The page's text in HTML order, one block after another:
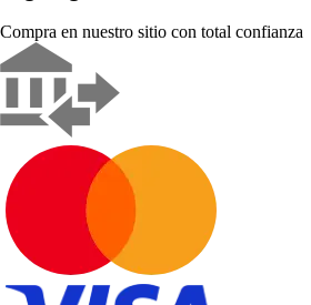
Compra en nuestro sitio con total confianza